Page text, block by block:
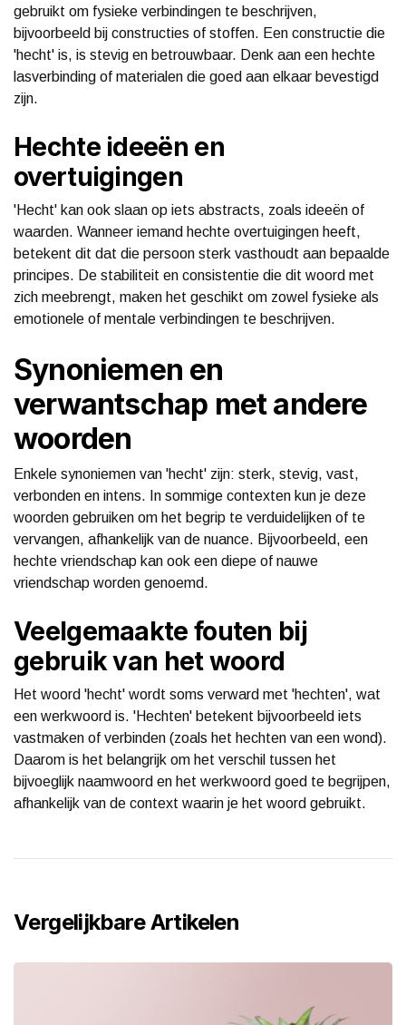
gebruikt om fysieke verbindingen te beschrijven,
bijvoorbeeld bij constructies of stoffen. Een constructie die
'hecht' is, is stevig en betrouwbaar. Denk aan een hechte
lasverbinding of materialen die goed aan elkaar bevestigd
zijn.
Hechte ideeën en
overtuigingen
'Hecht' kan ook slaan op iets abstracts, zoals ideeën of
waarden. Wanneer iemand hechte overtuigingen heeft,
betekent dit dat die persoon sterk vasthoudt aan bepaalde
principes. De stabiliteit en consistentie die dit woord met
zich meebrengt, maken het geschikt om zowel fysieke als
emotionele of mentale verbindingen te beschrijven.
Synoniemen en
verwantschap met andere
woorden
Enkele synoniemen van 'hecht' zijn: sterk, stevig, vast,
verbonden en intens. In sommige contexten kun je deze
woorden gebruiken om het begrip te verduidelijken of te
vervangen, afhankelijk van de nuance. Bijvoorbeeld, een
hechte vriendschap kan ook een diepe of nauwe
vriendschap worden genoemd.
Veelgemaakte fouten bij
gebruik van het woord
Het woord 'hecht' wordt soms verward met 'hechten', wat
een werkwoord is. 'Hechten' betekent bijvoorbeeld iets
vastmaken of verbinden (zoals het hechten van een wond).
Daarom is het belangrijk om het verschil tussen het
bijvoeglijk naamwoord en het werkwoord goed te begrijpen,
afhankelijk van de context waarin je het woord gebruikt.
Vergelijkbare Artikelen